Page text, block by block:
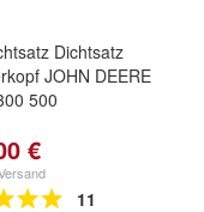
Dichtsatz
JOHN DEERE
500
€
11